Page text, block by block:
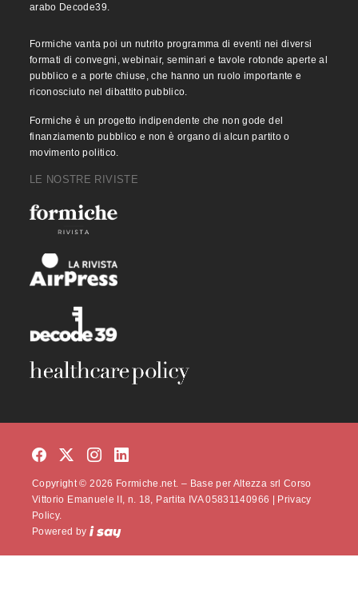
arabo Decode39.
Formiche vanta poi un nutrito programma di eventi nei diversi
formati di convegni, webinair, seminari e tavole rotonde aperte al
pubblico e a porte chiuse, che hanno un ruolo importante e
riconosciuto nel dibattito pubblico.
Formiche è un progetto indipendente che non gode del
finanziamento pubblico e non è organo di alcun partito o
movimento politico.
LE NOSTRE RIVISTE
Copyright © 2026 Formiche.net. – Base per Altezza srl Corso
Vittorio Emanuele II, n. 18, Partita IVA 05831140966 | Privacy
Policy.
Powered by